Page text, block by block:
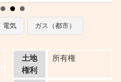
電気 ガス（都市）
土地
権利
所有権